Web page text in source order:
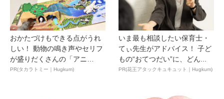
おかたづけもできる点がうれ
しい！ 動物の鳴き声やセリフ
が盛りだくさんの「アニ
ア ...
PR(タカラトミー｜Hugkum)
いま最も相談したい保育士・
てぃ先生がアドバイス！ 子ど
もの“おてつだい”に、どん...
PR(花王アタックキュキュット｜Hugkum)